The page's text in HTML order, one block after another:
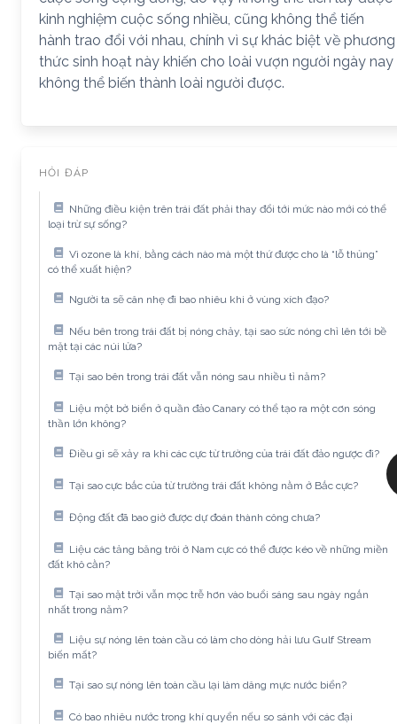
kinh nghiệm cuộc sống nhiều, cũng không thể tiến
hành trao đổi với nhau, chính vì sự khác biệt về phương
thức sinh hoạt này khiến cho loài vượn người ngày nay
không thể biến thành loài người được.
HỎI ĐÁP
Những điều kiện trên trái đất phải thay đổi tới mức nào mới có thể
loại trừ sự sống?
Vì ozone là khí, bằng cách nào mà một thứ được cho là “lỗ thủng”
có thể xuất hiện?
Người ta sẽ cân nhẹ đi bao nhiêu khi ở vùng xích đạo?
Nếu bên trong trái đất bị nóng chảy, tại sao sức nóng chỉ lên tới bề
mặt tại các núi lửa?
Tại sao bên trong trái đất vẫn nóng sau nhiều tỉ năm?
Liệu một bờ biển ở quần đảo Canary có thể tạo ra một cơn sóng
thần lớn không?
Điều gì sẽ xảy ra khi các cực từ trường của trái đất đảo ngược đi?
Tại sao cực bắc của từ trường trái đất không nằm ở Bắc cực?
Động đất đã bao giờ được dự đoán thành công chưa?
Liệu các tảng băng trôi ở Nam cực có thể được kéo về những miền
đất khô cằn?
Tại sao mặt trời vẫn mọc trễ hơn vào buổi sáng sau ngày ngắn
nhất trong năm?
Liệu sự nóng lên toàn cầu có làm cho dòng hải lưu Gulf Stream
biến mất?
Tại sao sự nóng lên toàn cầu lại làm dâng mực nước biển?
Có bao nhiêu nước trong khí quyển nếu so sánh với các đại